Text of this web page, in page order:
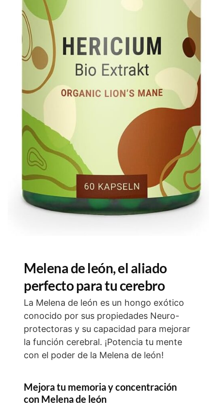
Melena de león, el aliado
perfecto para tu cerebro
La Melena de león es un hongo exótico
conocido por sus propiedades Neuro-
protectoras y su capacidad para mejorar
la función cerebral. ¡Potencia tu mente
con el poder de la Melena de león!
Mejora tu memoria y concentración
con Melena de león